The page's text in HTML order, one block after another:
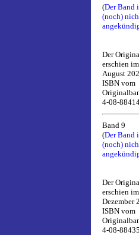
(Der Band
(noch)
Der
erschien im
August
ISBN vom
4-08-
Band 9
(Der Band
(noch)
Der
erschien im
Dezember
ISBN vom
4-08-